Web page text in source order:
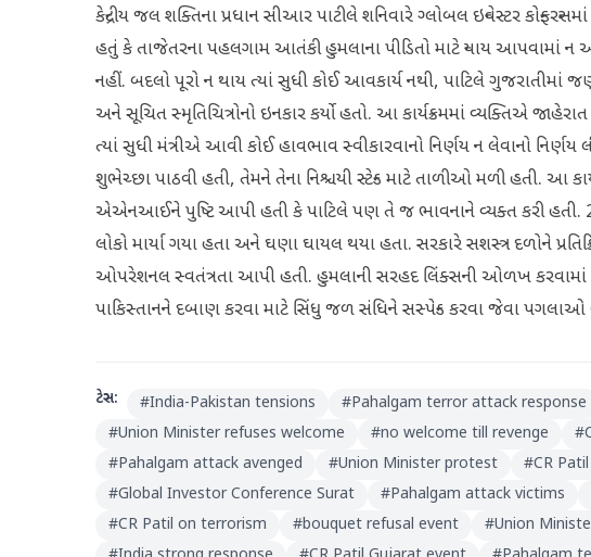
કેન્દ્રીય જલ શક્તિના પ્રધાન સીઆર પાટીલે શનિવારે ગ્લોબલ ઇન્વેસ્ટર
હતું કે તાજેતરના પહલગામ આતંકી હુમલાના પીડિતો માટે ન્યાય આપવામાં
નહીં. બદલો પૂરો ન થાય ત્યાં સુધી કોઈ આવકાર્ય નથી, પાટિલે
અને સૂચિત સ્મૃતિચિત્રોનો ઇનકાર કર્યો હતો. આ કાર્યક્રમમાં વ્યક્તિએ
ત્યાં સુધી મંત્રીએ આવી કોઈ હાવભાવ સ્વીકારવાનો નિર્ણય ન લેવાનો
શુભેચ્છા પાઠવી હતી, તેમને તેના નિશ્ચયી સ્ટેન્ડ માટે તાળીઓ મળી હતી. આ
એએનઆઈને પુષ્ટિ આપી હતી કે પાટિલે પણ તે જ ભાવનાને વ્યક્ત કરી હતી.
લોકો માર્યા ગયા હતા અને ઘણા ઘાયલ થયા હતા. સરકારે સશસ્ત્ર દળોને
ઓપરેશનલ સ્વતંત્રતા આપી હતી. હુમલાની સરહદ લિંક્સની ઓળખ
પાકિસ્તાનને દબાણ કરવા માટે સિંધુ જળ સંધિને સસ્પેન્ડ કરવા જેવા
ટેગ્સ: #India-Pakistan tensions #Pahalgam terror attack response
#Union Minister refuses welcome #no welcome till revenge #
#Pahalgam attack avenged #Union Minister protest #CR
#Global Investor Conference Surat #Pahalgam attack victims
#CR Patil on terrorism #bouquet refusal event #Union